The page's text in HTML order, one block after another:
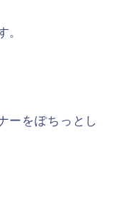
。
ーをぽちっとし